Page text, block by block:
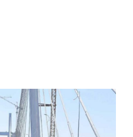
الرئيس عبد الفتاح
وكوبري